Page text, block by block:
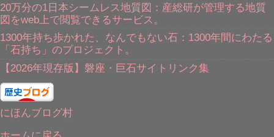
20万分の1日本シームレス地質図：産総研が管理する地質
図をweb上で閲覧できるサービス。
1300年持ち歩かれた、なんでもない石：1300年間にわたる
「石持ち」のプロジェクト。
【2026年現存版】磐座・巨石サイトリンク集
にほんブログ村